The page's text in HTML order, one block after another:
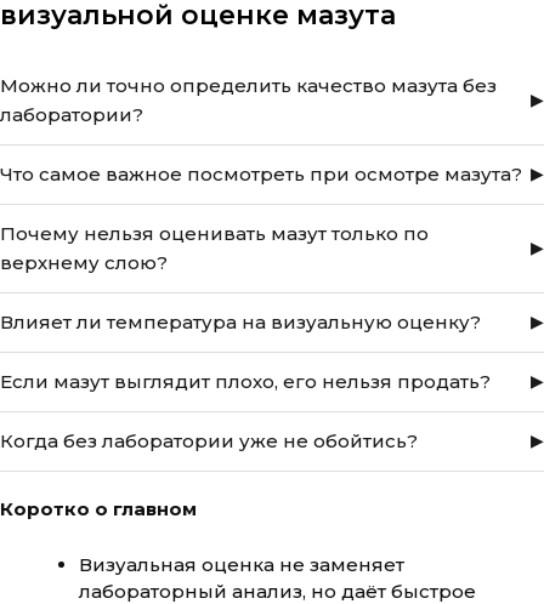
визуальной оценке мазута
Можно ли точно определить качество мазута без
лаборатории?
Нет, точные значения можно получить только в
лаборатории. Визуальная оценка даёт общее понимание
состояния и позволяет принять предварительное решение.
Что самое важное посмотреть при осмотре мазута?
Однородность, наличие осадка, расслоение и видимые
включения — это основные признаки, которые влияют на
дальнейшую оценку.
Почему нельзя оценивать мазут только по
верхнему слою?
При хранении происходит расслоение: верхний слой может
выглядеть нормально, а внизу уже есть вода и осадок,
которые сильно влияют на условия сделки.
Влияет ли температура на визуальную оценку?
Да. Холодный мазут выглядит гуще, чем есть на самом деле.
При подогреве свойства могут восстановиться, поэтому
важно учитывать температуру при осмотре.
Если мазут выглядит плохо, его нельзя продать?
Можно. Визуальные признаки не блокируют продажу, но
влияют на условия сделки и порядок отгрузки. Честное
информирование покупателя ускоряет процесс.
Когда без лаборатории уже не обойтись?
При крупных объёмах, поставках по договору или если
мазут будет использоваться в технологиях с жёсткими
Коротко о главном
Визуальная оценка не заменяет
лабораторный анализ, но даёт быстрое